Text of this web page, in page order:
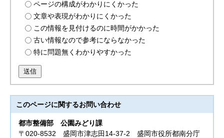
ページの構成がわかりにくかった
文章や表現がわかりにくかった
この情報を見付けるのに時間がかかった
古い情報なので参考にならなかった
特に問題無くわかりやすかった
送信
このページに関するお問い合わせ
都市整備部公園みどり課
〒020-8532 盛岡市津志田14-37-2 盛岡市役所都南分庁